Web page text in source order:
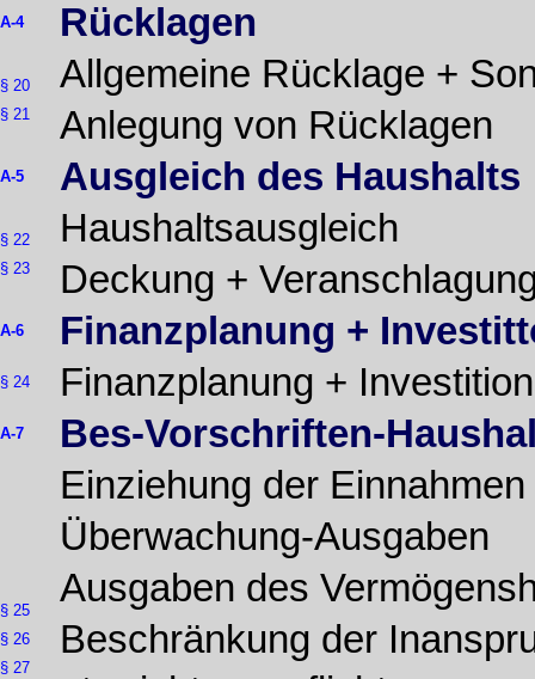
A-4 Rücklagen
§ 20
§ 21
Allgemeine Rücklage +
Anlegung von Rücklagen
A-5 Ausgleich des Haushalts
§ 22
§ 23
Haushaltsausgleich
Deckung +
A-6 Finanzplanung +
§ 24 Finanzplanung +
A-7 Bes-Vorschriften-
§ 25
§ 26
§ 27
Einziehung der Einnahmen
Überwachung-Ausgaben
Ausgaben des
Beschränkung der